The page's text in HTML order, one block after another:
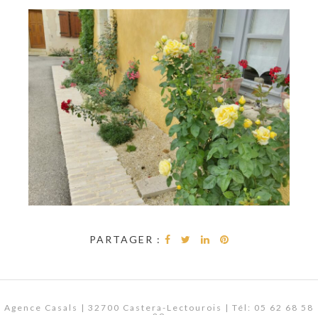
PARTAGER :
Agence Casals | 32700 Castera-Lectourois | Tél: 05 62 68 58